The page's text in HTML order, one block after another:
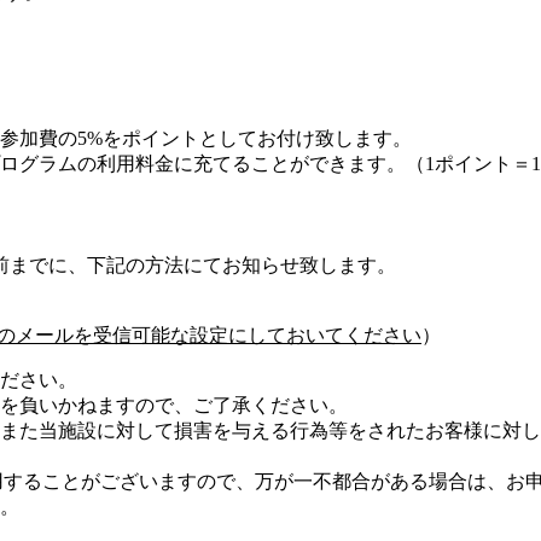
費の5%をポイントとしてお付け致します。
グラムの利用料金に充てることができます。（1ポイント＝
でに、下記の方法にてお知らせ致します。
メールを受信可能な設定にしておいてください）
さい。
負いかねますので、ご了承ください。
た当施設に対して損害を与える行為等をされたお客様に対
ることがございますので、万が一不都合がある場合は、お